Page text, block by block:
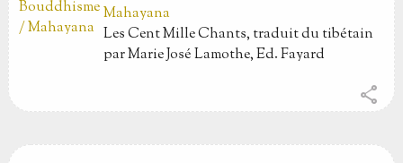
Mahayana
Les Cent Mille Chants, traduit du tibétain
par Marie José Lamothe, Ed. Fayard
share